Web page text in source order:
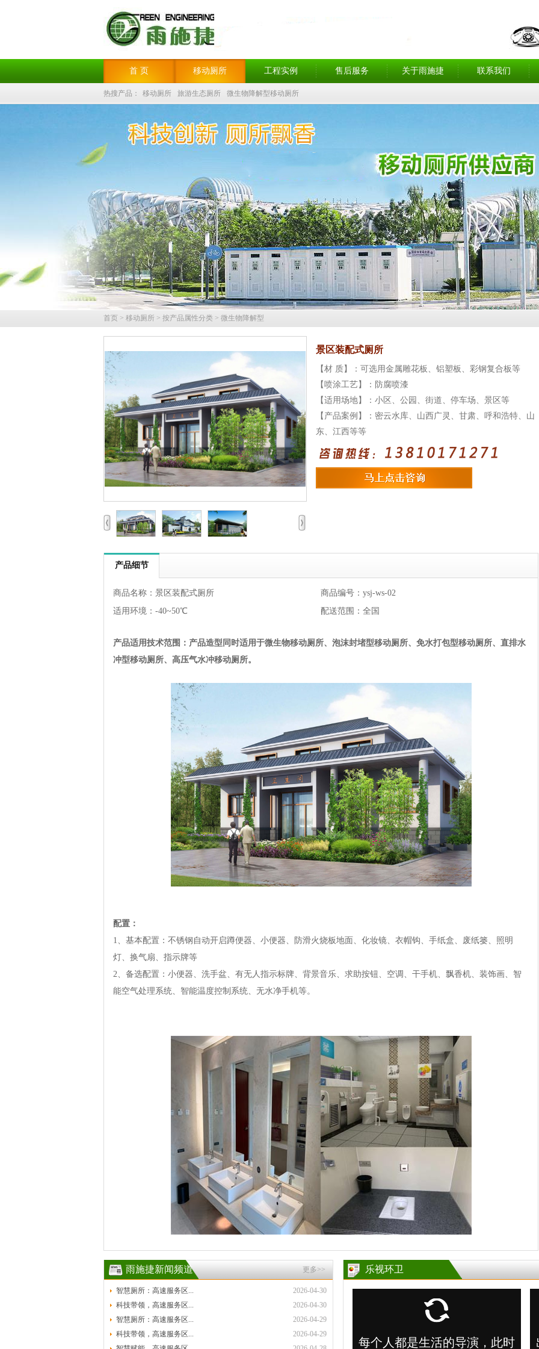
首 页 移动厕所 工程实例 售后服务 关于雨施捷 联系我们
热搜产品： 移动厕所 旅游生态厕所 微生物降解型移动厕所
首页 > 移动厕所 > 按产品属性分类 > 微生物降解型
景区装配式厕所
【材 质】：可选用金属雕花板、铝塑板、彩钢复合板等
【喷涂工艺】：防腐喷漆
【适用场地】：小区、公园、街道、停车场、景区等
【产品案例】：密云水库、山西广灵、甘肃、呼和浩特、山
东、江西等等
产品细节
商品名称：景区装配式厕所
商品编号：ysj-ws-02
适用环境：-40~50℃
配送范围：全国
产品适用技术范围： 产品造型同时适用于微生物移动厕所、泡沫封堵型移动厕所、免水打包型移动厕所、 直排水
冲型移动厕所、高压气水冲移动厕所。
配置：
1、基本配置：不锈钢自动开启蹲便器、小便器、防滑火烧板地面、化妆镜、衣帽钩、手纸盒、废纸篓、照明
灯、换气扇、指示牌等
2、备选配置：小便器、洗手盆、有无人指示标牌、背景音乐、求助按钮、空调、干手机、飘香机、装饰画、智
能空气处理系统、智能温度控制系统、无水净手机等。
更多>>
雨施捷新闻频道
2026-04-30
智慧厕所：高速服务区...
2026-04-30
科技带领，高速服务区...
2026-04-29
智慧厕所：高速服务区...
2026-04-29
科技带领，高速服务区...
乐视环卫